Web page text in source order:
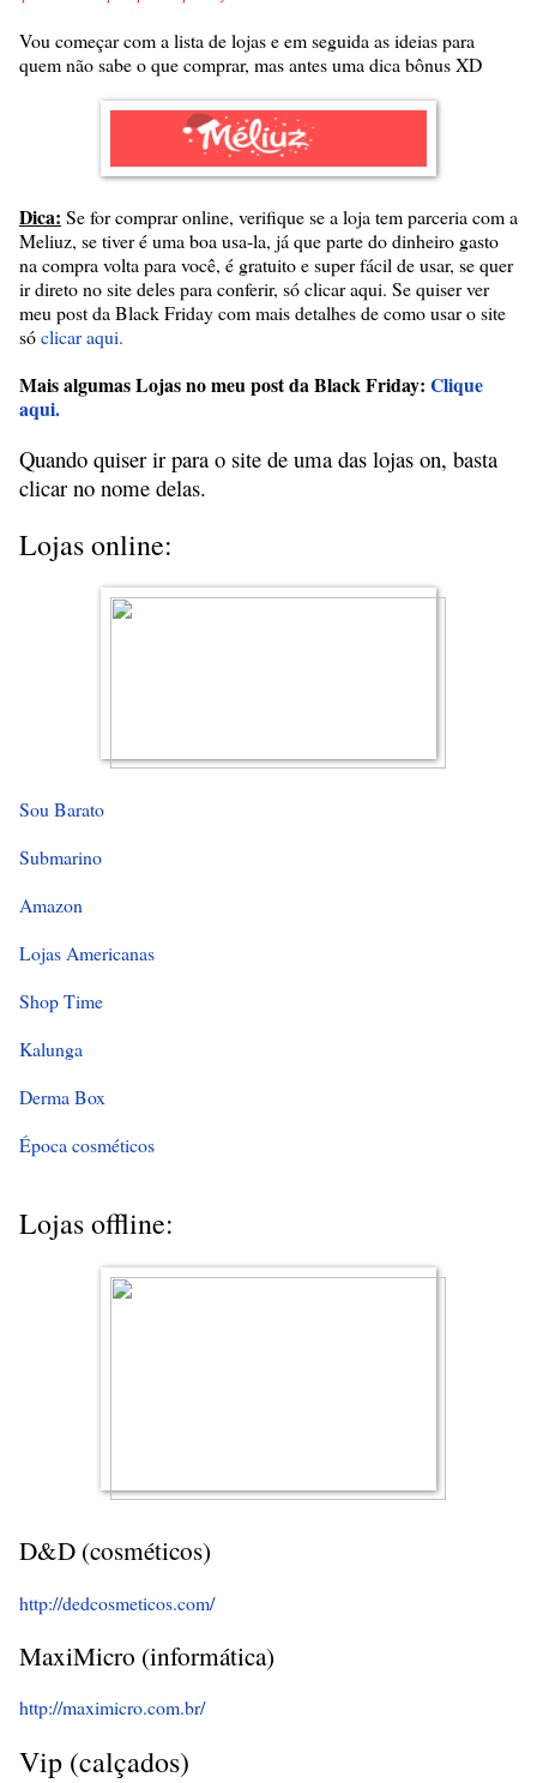
Vou começar com a lista de lojas e em seguida as ideias para
quem não sabe o que comprar, mas antes uma dica bônus XD
Dica: Se for comprar online, verifique se a loja tem parceria com a
Meliuz, se tiver é uma boa usa-la, já que parte do dinheiro gasto
na compra volta para você, é gratuito e super fácil de usar, se quer
ir direto no site deles para conferir, só clicar aqui. Se quiser ver
meu post da Black Friday com mais detalhes de como usar o site
sóclicar aqui.
Mais algumas Lojas no meu post da Black Friday: Clique
aqui.
Quando quiser ir para o site de uma das lojas on, basta
clicar no nome delas.
Lojas online:
Sou Barato
Submarino
Amazon
Lojas Americanas
Shop Time
Kalunga
Derma Box
Época cosméticos
Lojas offline:
D&D (cosméticos)
http://dedcosmeticos.com/
MaxiMicro (informática)
http://maximicro.com.br/
Vip (calçados)